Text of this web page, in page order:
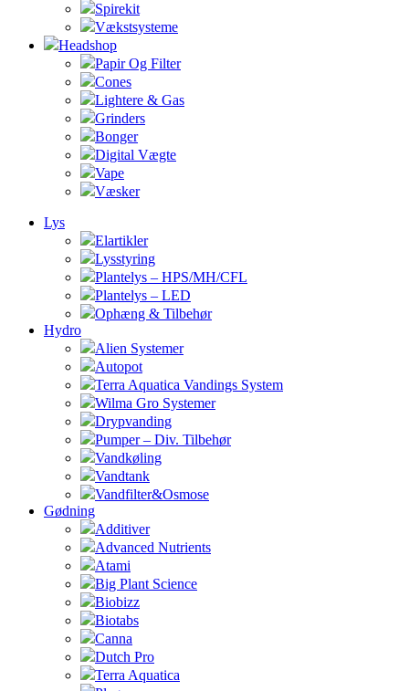
Spirekit
Vækstsysteme
Headshop
Papir Og Filter
Cones
Lightere & Gas
Grinders
Bonger
Digital Vægte
Vape
Væsker
Lys
Elartikler
Lysstyring
Plantelys – HPS/MH/CFL
Plantelys – LED
Ophæng & Tilbehør
Hydro
Alien Systemer
Autopot
Terra Aquatica Vandings System
Wilma Gro Systemer
Drypvanding
Pumper – Div. Tilbehør
Vandkøling
Vandtank
Vandfilter&Osmose
Gødning
Additiver
Advanced Nutrients
Atami
Big Plant Science
Biobizz
Biotabs
Canna
Dutch Pro
Terra Aquatica